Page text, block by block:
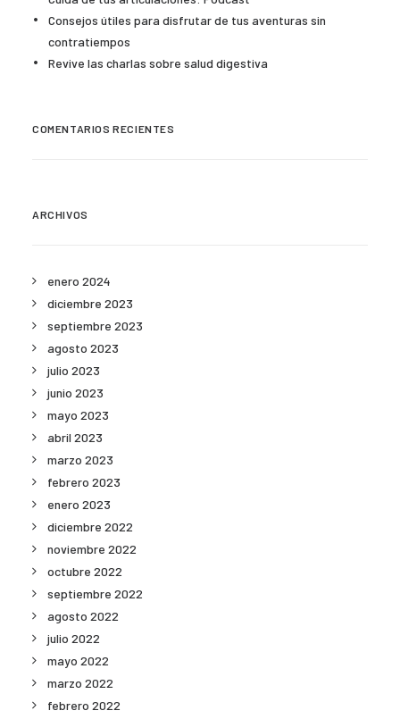
Consejos útiles para disfrutar de tus aventuras sin
contratiempos
Revive las charlas sobre salud digestiva
COMENTARIOS RECIENTES
ARCHIVOS
enero 2024
diciembre 2023
septiembre 2023
agosto 2023
julio 2023
junio 2023
mayo 2023
abril 2023
marzo 2023
febrero 2023
enero 2023
diciembre 2022
noviembre 2022
octubre 2022
septiembre 2022
agosto 2022
julio 2022
mayo 2022
marzo 2022
febrero 2022